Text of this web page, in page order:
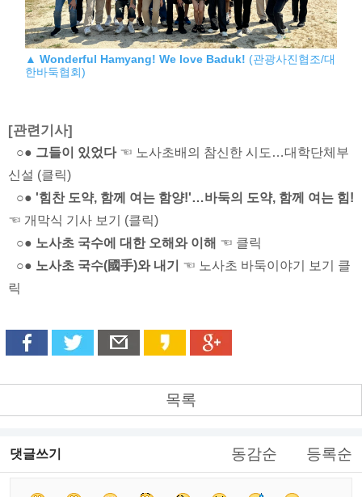
▲Wonderful Hamyang! We love Baduk! (관광사진협조/대
한바둑협회)
[관련기사]
○● 그들이 있었다☜ 노사초배의 참신한 시도…대학단체부
신설 (클릭)
○● '힘찬 도약, 함께 여는 함양!'…바둑의 도약, 함께 여는 힘!
☜ 개막식 기사 보기 (클릭)
○● 노사초 국수에 대한 오해와 이해 ☜ 클릭
○● 노사초 국수(國手)와 내기
☜ 노사초 바둑이야기 보기 클
릭
목록
댓글쓰기 동감순 등록순